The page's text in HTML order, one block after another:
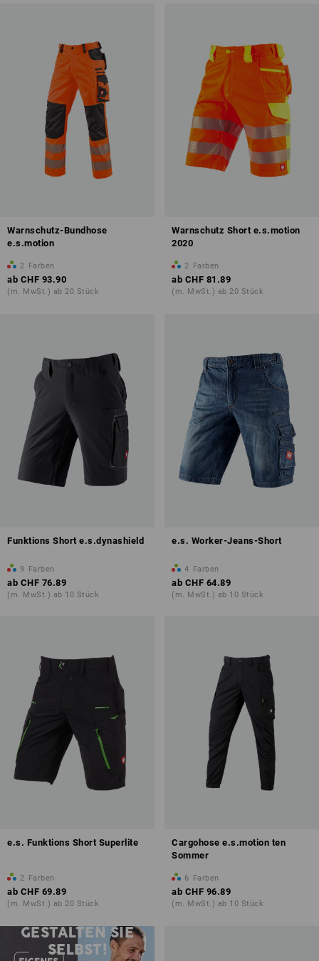
Warnschutz-Bundhose
e.s.motion
2 Farben
ab CHF 93.90
(m. MwSt.) ab 20 Stück
Warnschutz Short e.s.motion
2020
2 Farben
ab CHF 81.89
(m. MwSt.) ab 20 Stück
Funktions Short e.s.dynashield
9 Farben
ab CHF 76.89
(m. MwSt.) ab 10 Stück
e.s. Worker-Jeans-Short
4 Farben
ab CHF 64.89
(m. MwSt.) ab 10 Stück
e.s. Funktions Short Superlite
2 Farben
ab CHF 69.89
(m. MwSt.) ab 20 Stück
Cargohose e.s.motion ten
Sommer
6 Farben
ab CHF 96.89
(m. MwSt.) ab 10 Stück
GESTALTEN SIE
SELBST!